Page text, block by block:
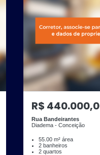
R$
Rua Bandeirantes
Diadema - Conceição
55.00 m² área
2 banheiros
2 quartos